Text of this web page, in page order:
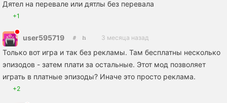
Дятел на перевале или дятлы без перевала
+1
user595719 3 месяца назад
Только вот игра и так без рекламы. Там бесплатны несколько
эпизодов - затем плати за остальные. Этот мод позволяет
играть в платные эпизоды? Иначе это просто реклама.
+2